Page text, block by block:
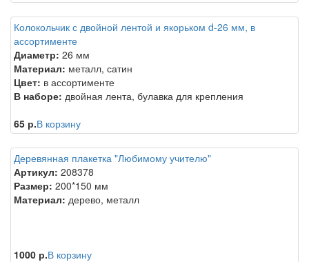
Колокольчик с двойной лентой и якорьком d-26 мм, в
ассортименте
Диаметр: 26 мм
Материал: металл, сатин
Цвет: в ассортименте
В наборе: двойная лента, булавка для крепления
65 р.В корзину
Деревянная плакетка "Любимому учителю"
Артикул: 208378
Размер: 200*150 мм
Материал: дерево, металл
1000 р.В корзину